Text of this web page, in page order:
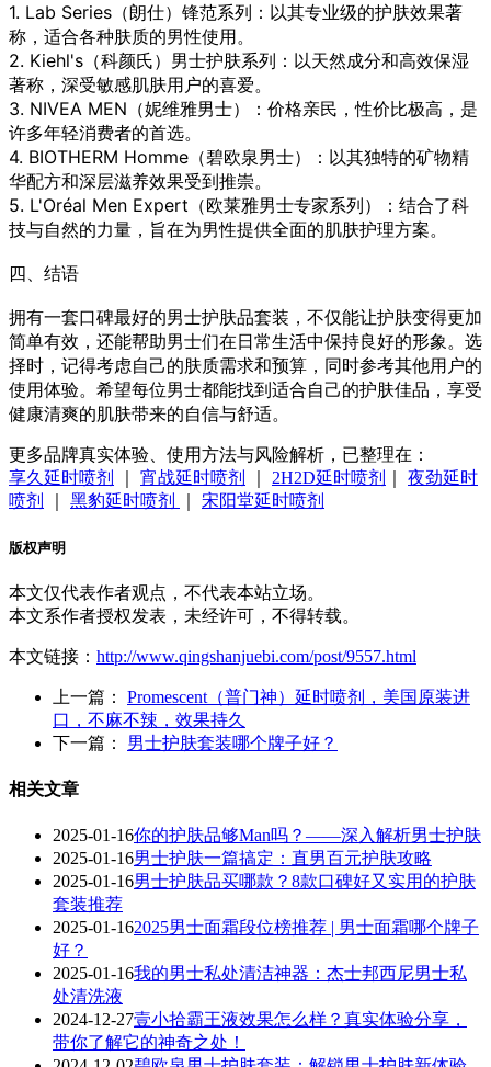
1. Lab Series（朗仕）锋范系列：以其专业级的护肤效果著
称，适合各种肤质的男性使用。
2. Kiehl's（科颜氏）男士护肤系列：以天然成分和高效保湿
著称，深受敏感肌肤用户的喜爱。
3. NIVEA MEN（妮维雅男士）：价格亲民，性价比极高，是
许多年轻消费者的首选。
4. BIOTHERM Homme（碧欧泉男士）：以其独特的矿物精
华配方和深层滋养效果受到推崇。
5. L'Oréal Men Expert（欧莱雅男士专家系列）：结合了科
技与自然的力量，旨在为男性提供全面的肌肤护理方案。
四、结语
拥有一套口碑最好的男士护肤品套装，不仅能让护肤变得更加
简单有效，还能帮助男士们在日常生活中保持良好的形象。选
择时，记得考虑自己的肤质需求和预算，同时参考其他用户的
使用体验。希望每位男士都能找到适合自己的护肤佳品，享受
健康清爽的肌肤带来的自信与舒适。
更多品牌真实体验、使用方法与风险解析，已整理在：
享久延时喷剂
宵战延时喷剂 2H2D延时喷剂
夜劲延时
喷剂
黑豹延时喷剂 宋阳堂延时喷剂
版权声明
本文仅代表作者观点，不代表本站立场。
本文系作者授权发表，未经许可，不得转载。
本文链接： http://www.qingshanjuebi.com/post/9557.html
上一篇： Promescent（普门神）延时喷剂，美国原装进
口，不麻不辣，效果持久
下一篇： 男士护肤套装哪个牌子好？
相关文章
2025-01-16你的护肤品够Man吗？——深入解析男士护肤
2025-01-16男士护肤一篇搞定：直男百元护肤攻略
2025-01-16男士护肤品买哪款？8款口碑好又实用的护肤
套装推荐
2025-01-162025男士面霜段位榜推荐 | 男士面霜哪个牌子
好？
2025-01-16我的男士私处清洁神器：杰士邦西尼男士私
处清洗液
2024-12-27壹小拾霸王液效果怎么样？真实体验分享，
带你了解它的神奇之处！